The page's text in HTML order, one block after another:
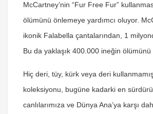
McCartney’nin “Fur Free Fur”
ölümünü önlemeye yardımcı oluyor.
ikonik Falabella çantalarından, 1
Bu da yaklaşık 400.000 ineğin ölümünü
Hiç deri, tüy, kürk veya deri
koleksiyonu, bugüne kadarki en
canlılarımıza ve Dünya Ana’ya karşı